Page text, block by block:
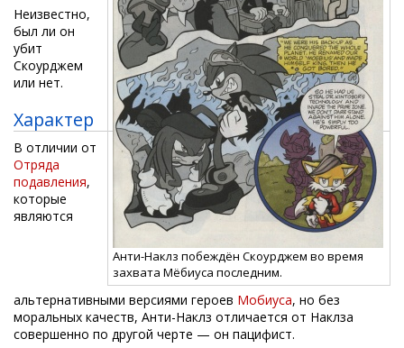
Анти-Наклз побеждён Скоурджем во время
захвата Мёбиуса последним.
Неизвестно,
был ли он
убит
Скоурджем
или нет.
Характер
В отличии от
Отряда
подавления,
которые
являются
альтернативными версиями героев Мобиуса, но без
моральных качеств, Анти-Наклз отличается от Наклза
совершенно по другой черте — он пацифист.